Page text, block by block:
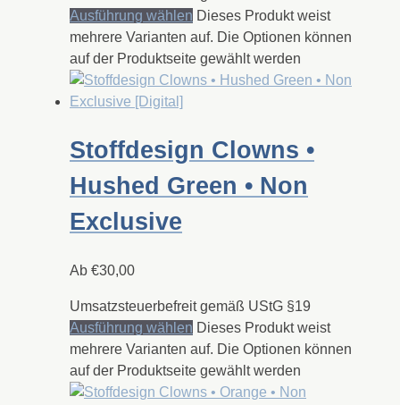
Ausführung wählen Dieses Produkt weist
mehrere Varianten auf. Die Optionen können
auf der Produktseite gewählt werden
Stoffdesign Clowns •
Hushed Green • Non
Exclusive
Ab €30,00
Umsatzsteuerbefreit gemäß UStG §19
Ausführung wählen Dieses Produkt weist
mehrere Varianten auf. Die Optionen können
auf der Produktseite gewählt werden